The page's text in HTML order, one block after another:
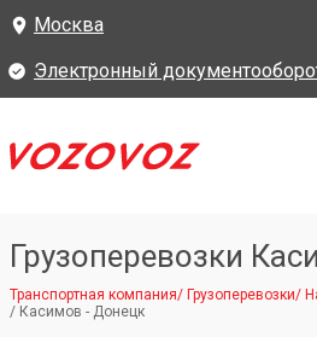
Москва
Электронный
Грузоперевозки
Транспортная компания/ Грузоперевозки/
/ Касимов - Донецк